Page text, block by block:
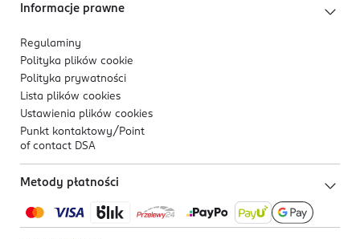
Informacje prawne
Regulaminy
Polityka plików cookie
Polityka prywatności
Lista plików cookies
Ustawienia plików cookies
Punkt kontaktowy/ Point
of contact DSA
Metody płatności